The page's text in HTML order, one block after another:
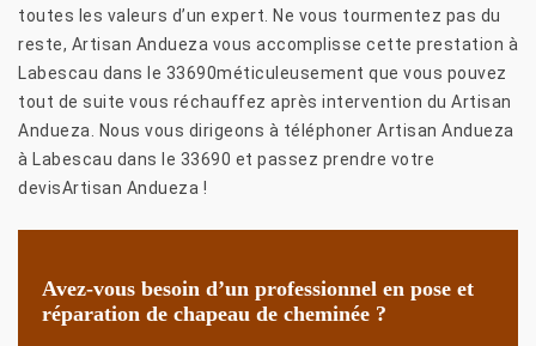
toutes les valeurs d’un expert. Ne vous tourmentez pas du
reste, Artisan Andueza vous accomplisse cette prestation à
Labescau dans le 33690méticuleusement que vous pouvez
tout de suite vous réchauffez après intervention du Artisan
Andueza. Nous vous dirigeons à téléphoner Artisan Andueza
à Labescau dans le 33690 et passez prendre votre
devisArtisan Andueza !
Avez-vous besoin d’un professionnel en pose et
réparation de chapeau de cheminée ?